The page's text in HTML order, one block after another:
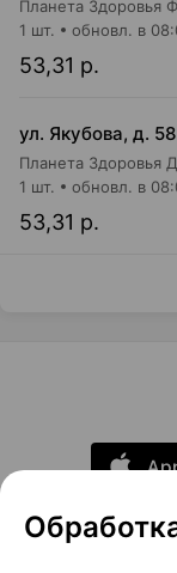
53,31 р.
1 шт. обновл. в
ул. Якубова, д.
53,31 р.
1 шт. обновл. в